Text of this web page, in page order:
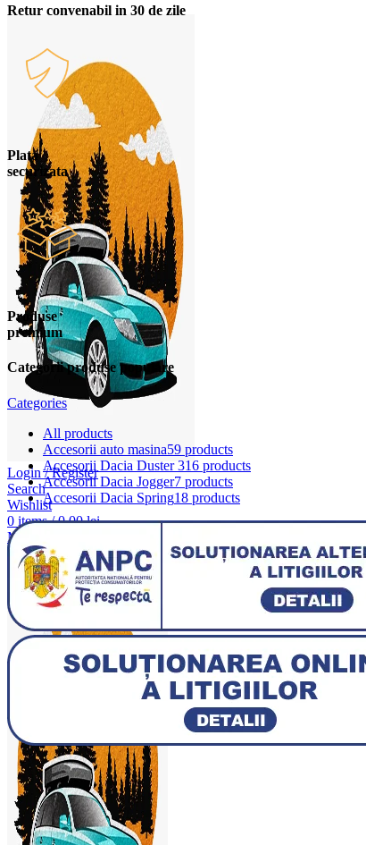
Login / Register
Search
Wishlist
0 items / 0,00lei
Menu
Retur convenabil in 30 de zile
Plata
securizata
Produse
premium
Categorii produse populare
Categories
All products
Accesorii auto masina59 products
Accesorii Dacia Duster 316 products
Accesorii Dacia Jogger7 products
Accesorii Dacia Spring18 products